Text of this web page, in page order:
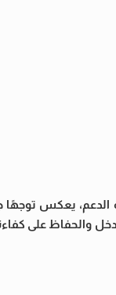
يعكس توجهًا
والحفاظ على كفاءة